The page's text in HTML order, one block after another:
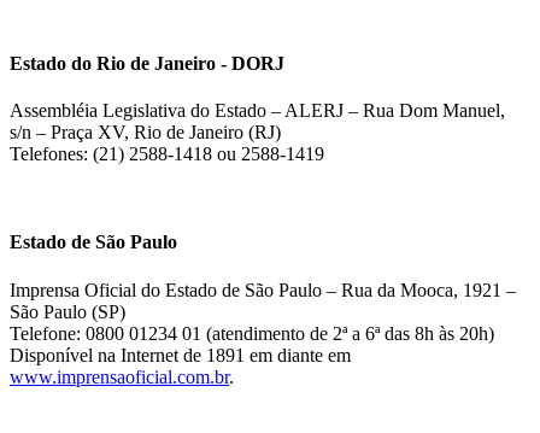
Estado do Rio de Janeiro - DORJ
Assembléia Legislativa do Estado – ALERJ – Rua Dom Manuel,
s/n – Praça XV, Rio de Janeiro (RJ)
Telefones: (21) 2588-1418 ou 2588-1419
Estado de São Paulo
Imprensa Oficial do Estado de São Paulo – Rua da Mooca, 1921 –
São Paulo (SP)
Telefone: 0800 01234 01 (atendimento de 2ª a 6ª das 8h às 20h)
Disponível na Internet de 1891 em diante em
www.imprensaoficial.com.br.